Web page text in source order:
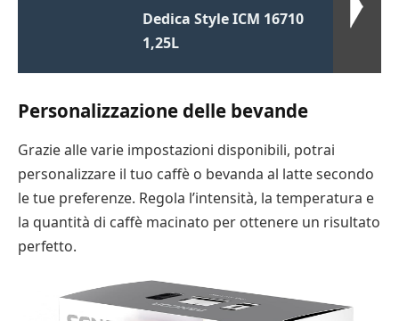
Dedica Style ICM 16710
1,25L
Personalizzazione delle bevande
Grazie alle varie impostazioni disponibili, potrai
personalizzare il tuo caffè o bevanda al latte secondo
le tue preferenze. Regola l’intensità, la temperatura e
la quantità di caffè macinato per ottenere un risultato
perfetto.